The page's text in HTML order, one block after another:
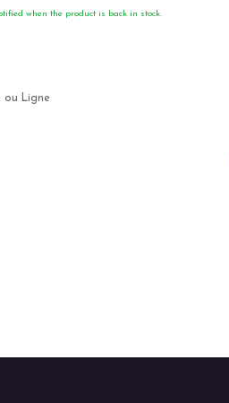
when the product is back in stock.
ou Ligne